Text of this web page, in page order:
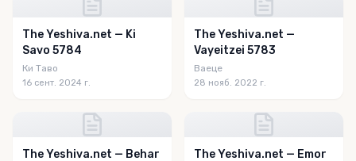
The Yeshiva.net — Ki
Savo 5784
Ки Таво
16 сент. 2024 г.
The Yeshiva.net —
Vayeitzei 5783
Ваеце
28 нояб. 2022 г.
The Yeshiva.net — Behar The Yeshiva.net — Emor